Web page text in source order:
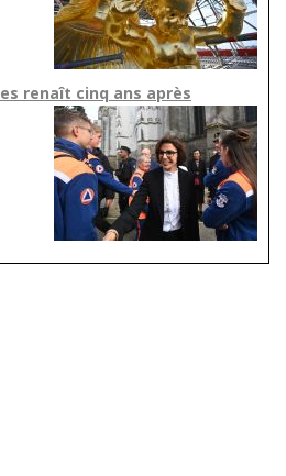
renaît cinq ans après